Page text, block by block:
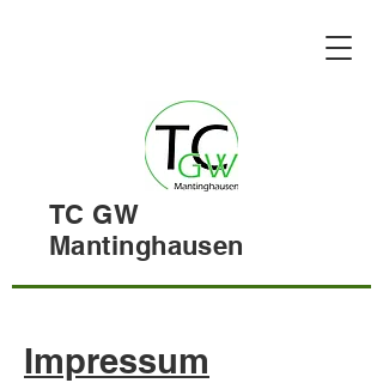
TC GW
Mantinghausen
Impressum